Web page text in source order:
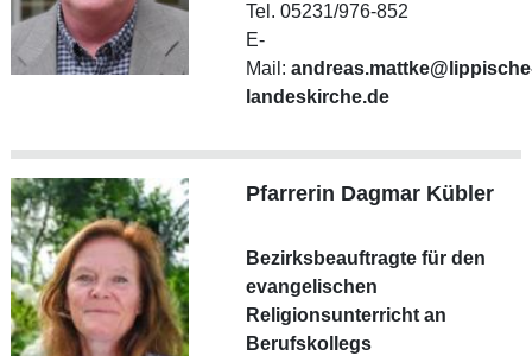
Tel. 05231/976-852
E-
Mail:
landeskirche.de
Pfarrerin Dagmar Kübler
Bezirksbeauftragte für den
evangelischen
Religionsunterricht an
Berufskollegs